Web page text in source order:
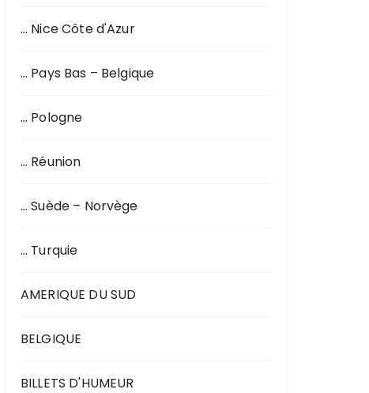
… Nice Côte d'Azur
… Pays Bas – Belgique
… Pologne
… Réunion
… Suède – Norvège
… Turquie
AMERIQUE DU SUD
BELGIQUE
BILLETS D'HUMEUR